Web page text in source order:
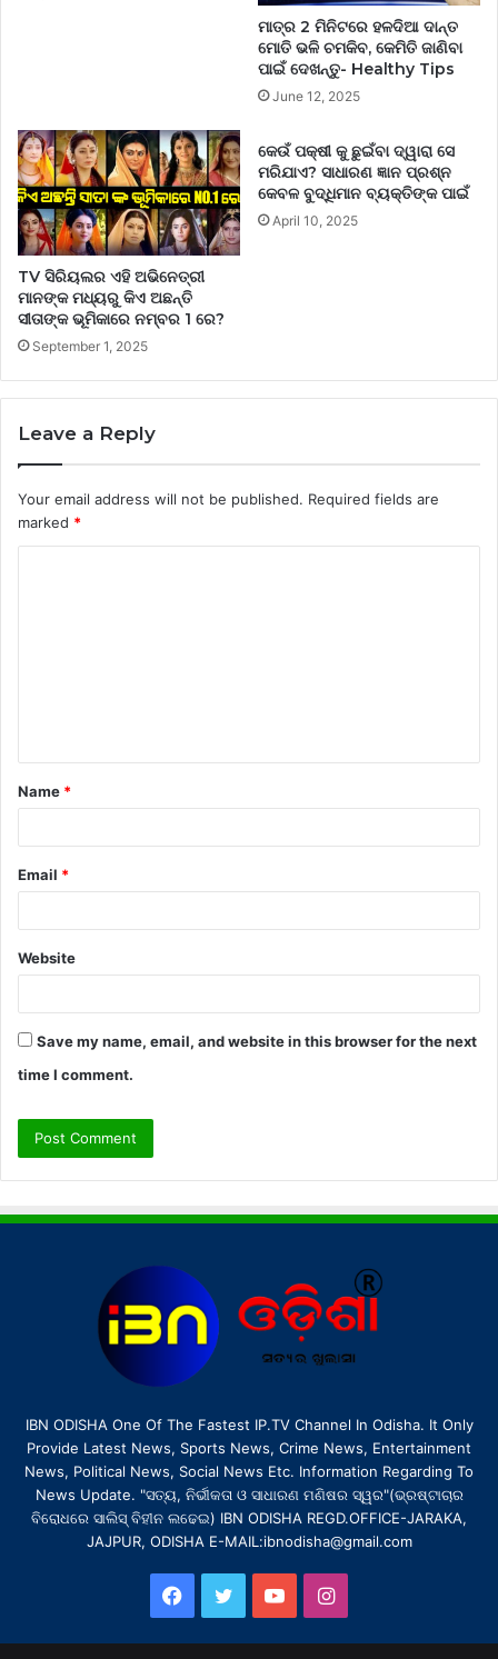
ମାତ୍ର 2 ମିନିଟରେ ହଳଦିଆ ଦାନ୍ତ
ମୋତି ଭଳି ଚମକିବ, କେମିତି ଜାଣିବା
ପାଇଁ ଦେଖନ୍ତୁ- Healthy Tips
June 12, 2025
TV ସିରିୟଲର ଏହି ଅଭିନେତ୍ରୀ
ମାନଙ୍କ ମଧ୍ୟରୁ କିଏ ଅଛନ୍ତି
ସୀତାଙ୍କ ଭୂମିକାରେ ନମ୍ବର 1 ରେ?
September 1, 2025
କେଉଁ ପକ୍ଷୀ କୁ ଛୁଇଁବା ଦ୍ୱାରା ସେ
ମରିଯାଏ? ସାଧାରଣ ଜ୍ଞାନ ପ୍ରଶ୍ନ
କେବଳ ବୁଦ୍ଧିମାନ ବ୍ୟକ୍ତିଙ୍କ ପାଇଁ
April 10, 2025
Leave a Reply
Your email address will not be published. Required fields are
marked *
t
*
Name *
Email *
Website
Save my name, email, and website in this browser for the next
time I comment.
IBN ODISHA One Of The Fastest IP.TV Channel In Odisha. It Only
Provide Latest News, Sports News, Crime News, Entertainment
News, Political News, Social News Etc. Information Regarding To
News Update. "ସତ୍ୟ, ନିର୍ଭୀକତା ଓ ସାଧାରଣ ମଣିଷର ସ୍ୱର"(ଭ୍ରଷ୍ଟାଚାର
ବିରୋଧରେ ସାଲିସ୍ ବିହୀନ ଲଢେଇ) IBN ODISHA REGD.OFFICE-JARAKA,
JAJPUR, ODISHA E-MAIL:ibnodisha@gmail.com
Facebook
TwitterYouTubeInstagram